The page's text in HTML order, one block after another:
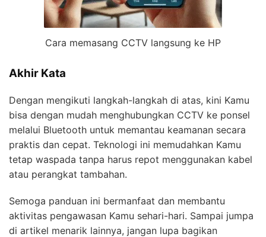
Cara memasang CCTV langsung ke HP
Akhir Kata
Dengan mengikuti langkah-langkah di atas, kini Kamu
bisa dengan mudah menghubungkan CCTV ke ponsel
melalui Bluetooth untuk memantau keamanan secara
praktis dan cepat. Teknologi ini memudahkan Kamu
tetap waspada tanpa harus repot menggunakan kabel
atau perangkat tambahan.
Semoga panduan ini bermanfaat dan membantu
aktivitas pengawasan Kamu sehari-hari. Sampai jumpa
di artikel menarik lainnya, jangan lupa bagikan